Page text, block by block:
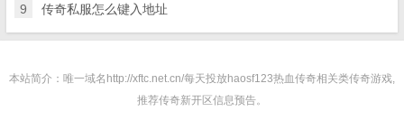
9 传奇私服怎么键入地址
本站简介：唯一域名http://xftc.net.cn/每天投放haosf123热血传奇相关类传奇游戏,
推荐传奇新开区信息预告。